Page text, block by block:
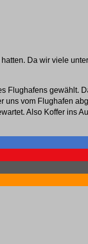
Da wir viele
Flughafens gewählt.
uns vom Flughafen
Also Koffer ins